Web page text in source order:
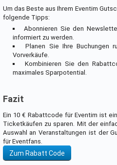
Um das Beste aus Ihrem Eventim
folgende Tipps:
Abonnieren Sie den
informiert zu werden.
Planen Sie Ihre Buchungen
Vorverkäufe.
Kombinieren Sie den
maximales Sparpotential.
Fazit
Ein 10 € Rabattcode für Eventim ist
Ticketkäufen zu sparen. Mit der
Auswahl an Veranstaltungen ist der
für Eventfans.
Zum Rabatt Code